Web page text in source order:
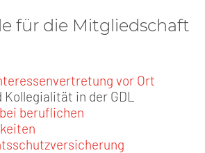
für die Mitgliedschaft
vor Ort
in der GDL
beruflichen